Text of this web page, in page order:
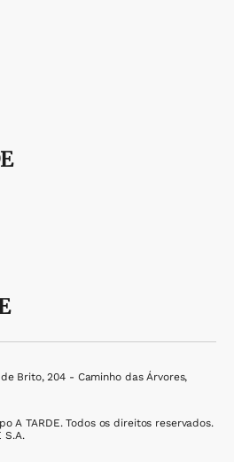
Brito, 204 - Caminho das Árvores,
A TARDE. Todos os direitos reservados.
S.A.